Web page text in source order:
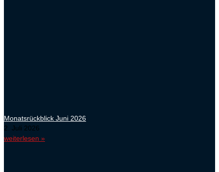
Monatsrückblick Juni 2026
2. Juli 2026
weiterlesen »